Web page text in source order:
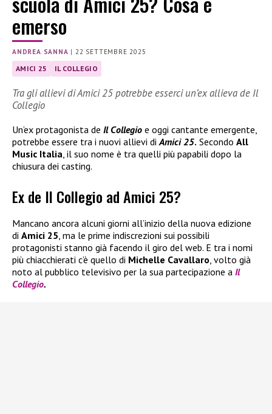
emerso
ANDREA SANNA |22 SETTEMBRE 2025
AMICI 25 IL COLLEGIO
Tra gli allievi di Amici 25 potrebbe esserci un’ex allieva de Il
Collegio
Un’ex protagonista de Il Collegio e oggi cantante emergente,
potrebbe essere tra i nuovi allievi di Amici 25. Secondo All
Music Italia , il suo nome è tra quelli più papabili dopo la
chiusura dei casting.
Ex de Il Collegio ad Amici 25?
Mancano ancora alcuni giorni all’inizio della nuova edizione
di Amici 25, ma le prime indiscrezioni sui possibili
protagonisti stanno già facendo il giro del web. E tra i nomi
più chiacchierati c’è quello di Michelle Cavallaro, volto già
noto al pubblico televisivo per la sua partecipazione a Il
Collegio.